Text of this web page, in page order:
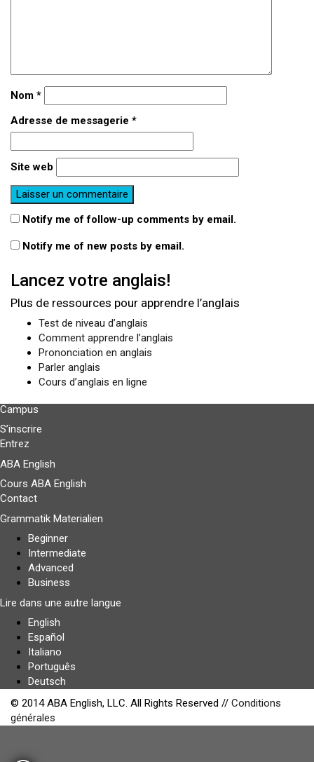
Nom *
Adresse de messagerie *
Site web
Notify me of follow-up comments by email.
Notify me of new posts by email.
Lancez votre anglais!
Plus de ressources pour apprendre l’anglais
Test de niveau d’anglais
Comment apprendre l’anglais
Prononciation en anglais
Parler anglais
Cours d’anglais en ligne
Campus
S’inscrire
Entrez
ABA English
Cours ABA English
Contact
Grammatik Materialien
Beginner
Intermediate
Advanced
Business
Lire dans une autre langue
English
Español
Italiano
Português
Deutsch
© 2014 ABA English, LLC. All Rights Reserved // Conditions
générales